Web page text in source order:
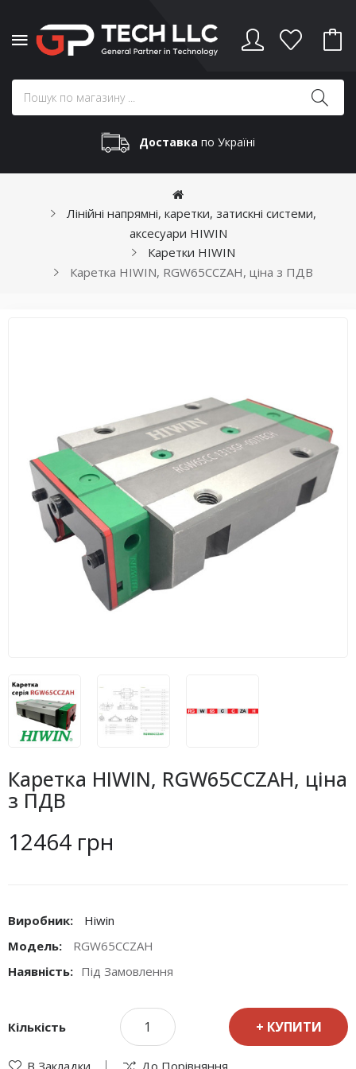
Доставка по Україні
Лінійні напрямні, каретки, затискні системи,
аксесуари HIWIN
Каретки HIWIN
Каретка HIWIN, RGW65CCZAH, ціна з ПДВ
Каретка HIWIN, RGW65CCZAH, ціна
з ПДВ
12464 грн
Виробник:
Hiwin
Модель:
RGW65CCZAH
Наявність: Під Замовлення
Кількість КУПИТИ
В Закладки До Порівняння